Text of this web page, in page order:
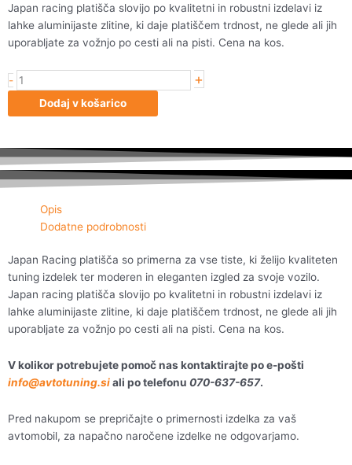
Japan racing platišča slovijo po kvalitetni in robustni izdelavi iz
lahke aluminijaste zlitine, ki daje platiščem trdnost, ne glede ali jih
uporabljate za vožnjo po cesti ali na pisti. Cena na kos.
- Japan
ET35
5x100/114
Matt
količina
+
Dodaj v košarico
Opis
Dodatne podrobnosti
Japan Racing platišča so primerna za vse tiste, ki želijo kvaliteten
tuning izdelek ter moderen in eleganten izgled za svoje vozilo.
Japan racing platišča slovijo po kvalitetni in robustni izdelavi iz
lahke aluminijaste zlitine, ki daje platiščem trdnost, ne glede ali jih
uporabljate za vožnjo po cesti ali na pisti. Cena na kos.
V kolikor potrebujete pomoč nas kontaktirajte po e-pošti
info@avtotuning.siali po telefonu 070-637-657.
Pred nakupom se prepričajte o primernosti izdelka za vaš
avtomobil, za napačno naročene izdelke ne odgovarjamo.